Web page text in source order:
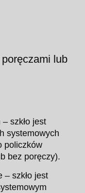
lub
szkło jest
systemowych
policzków
bez poręczy).
– szkło jest